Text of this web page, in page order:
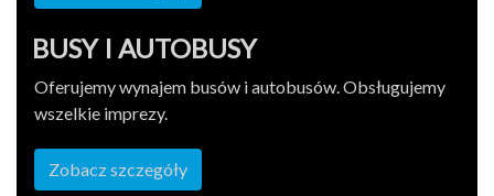
BUSY I AUTOBUSY
Ofer­u­jemy wyna­jem busów i auto­busów. Obsługu­jemy
wszelkie imprezy.
Zobacz szczegóły